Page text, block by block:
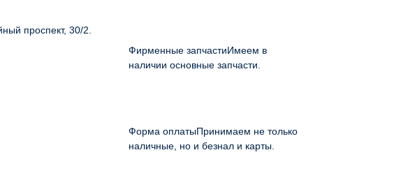
проспект, 30/2.
Фирменные запчастиИмеем в
наличии основные запчасти.
Форма оплатыПринимаем не только
наличные, но и безнал и карты.